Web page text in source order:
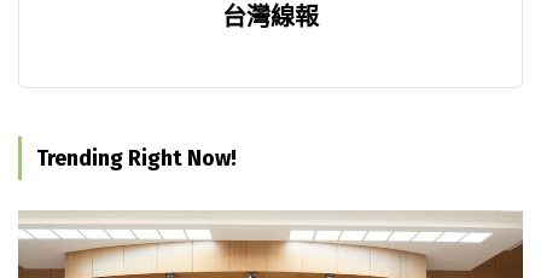
台灣線報
Trending Right Now!